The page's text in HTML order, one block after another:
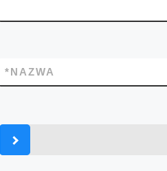
NAZWA
*